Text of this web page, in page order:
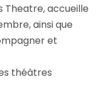
Theatre, accueille
ainsi que
et
théâtres